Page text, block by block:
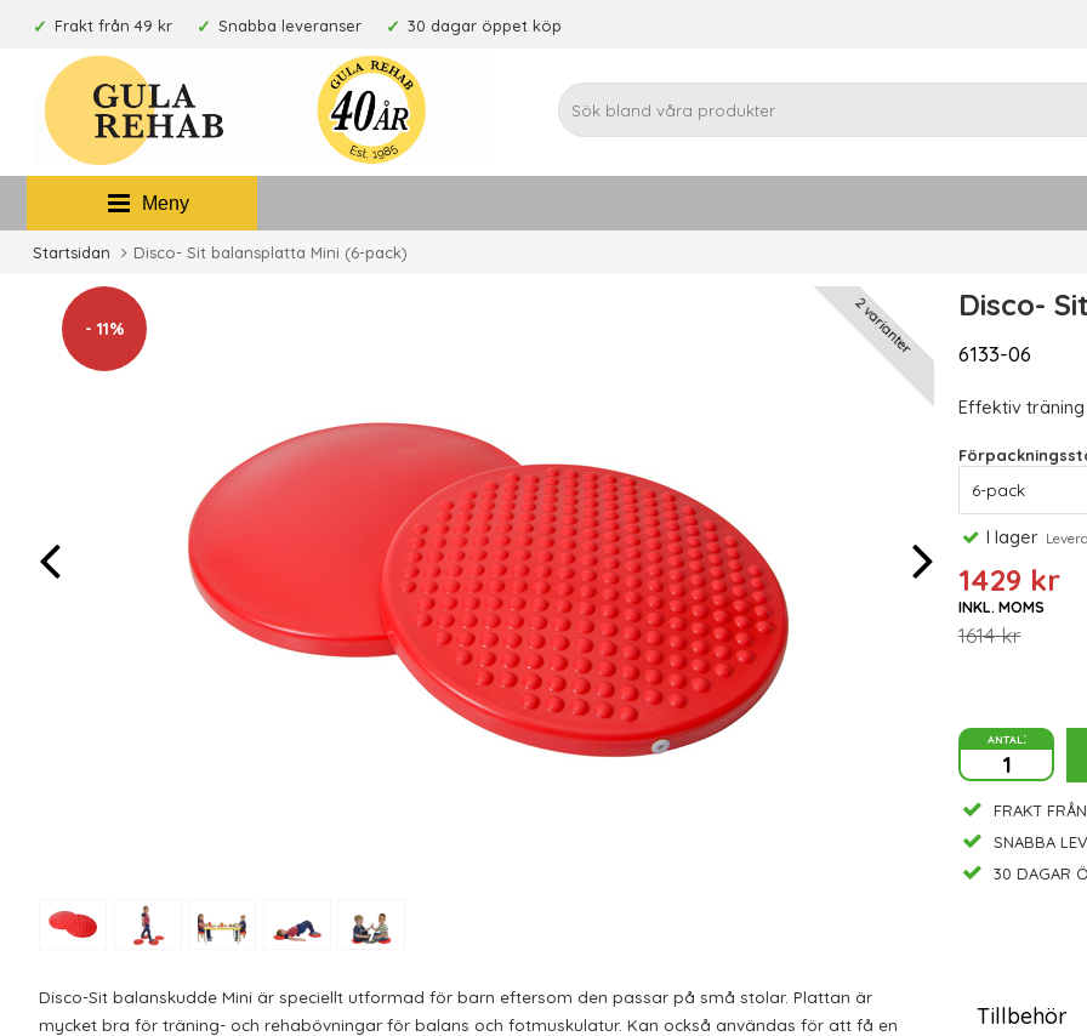
Frakt från 49 kr Snabba leveranser 30 dagar öppet köp
Meny
Startsidan Disco- Sit balansplatta Mini (6-pack)
2 varianter
- 11%
Disco-
6133-06
Effektiv
I lager
1429 kr
INKL. MOMS
1614 kr
antal:
FRAKT
SNABBA
30 DAGAR
Disco-Sit balanskudde Mini är speciellt utformad för barn eftersom den passar på små stolar. Plattan är
mycket bra för träning- och rehabövningar för balans och fotmuskulatur. Kan också användas för att få en
Tillbehör